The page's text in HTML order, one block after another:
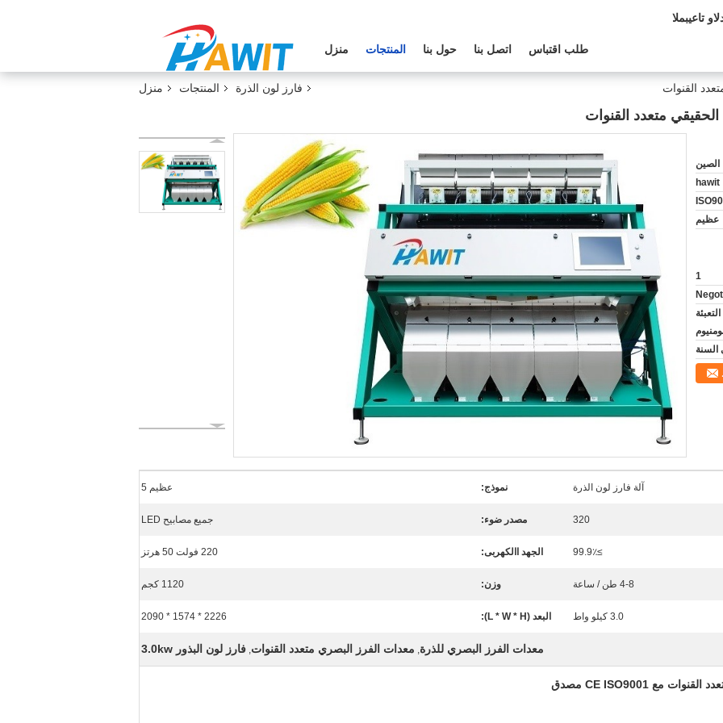
الفنى:
منزل المنتجات حول بنا اتصل بنا طلب اقتباس
منزل المنتجات فارز لون الذرة القنوات
متعدد القنوات
الصين
hawit
عظيم
1
آلة فارز لون الذرة نموذج: عظيم 5
320 مصدر ضوء: جميع مصابيح LED
≥99.9٪ الجهد االكهربى: 220 فولت 50 هرتز
4-8 طن / ساعة وزن: 1120 كجم
3.0 كيلو واط البعد (L * W * H): 2226 * 1574 * 2090
معدات الفرز البصري للذرة, معدات الفرز البصري متعدد القنوات, فارز لون البذور 3.0kw